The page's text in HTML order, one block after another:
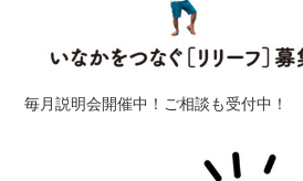
毎月説明会開催中！ご相談も受付中！